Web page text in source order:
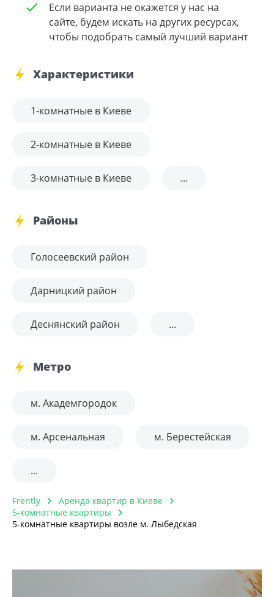
Если варианта не окажется у нас на
сайте, будем искать на других ресурсах,
чтобы подобрать самый лучший вариант
Характеристики
1-комнатные в Киеве
2-комнатные в Киеве
3-комнатные в Киеве ...
Районы
Голосеевский район
Дарницкий район
Деснянский район ...
Метро
м. Академгородок
м. Арсенальная м. Берестейская
...
Frently
Аренда квартир в Киеве
5-комнатные квартиры
5-комнатные квартиры возле м. Лыбедская